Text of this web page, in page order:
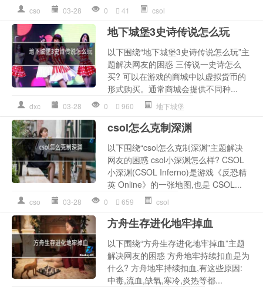
cso 03-28 0 41 csol
地下城堡3史诗传说怎么玩
以下围绕“地下城堡3史诗传说怎么玩”主
题解决网友的困惑 三传说一史诗怎么
买? 可以在游戏的商城中以虚拟货币的
形式购买。通常商城会提供不同种...
dxc 03-28 0 960 地下城堡
csol怎么克制深渊
以下围绕“csol怎么克制深渊”主题解决
网友的困惑 csol小深渊怎么样? CSOL
小深渊(CSOL Inferno)是游戏《反恐精
英 Online》的一张地图,也是 CSOL...
cso 03-28 0 659 csol
方舟生存进化地牢掉血
以下围绕“方舟生存进化地牢掉血”主题
解决网友的困惑 方舟地牢持续扣血是为
什么? 方舟地牢持续扣血,有这些原因:
中毒,流血,缺氧,寒冷,炎热等都...